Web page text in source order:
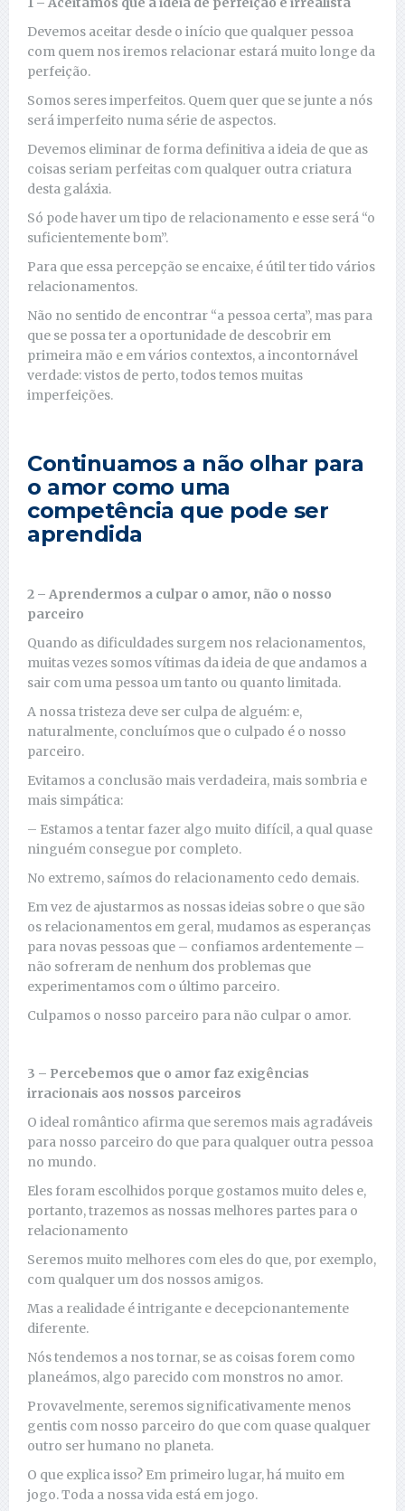
Devemos aceitar desde o início que qualquer pessoa
com quem nos iremos relacionar estará muito longe da
perfeição.
Somos seres imperfeitos. Quem quer que se junte a nós
será imperfeito numa série de aspectos.
Devemos eliminar de forma definitiva a ideia de que as
coisas seriam perfeitas com qualquer outra criatura
desta galáxia.
Só pode haver um tipo de relacionamento e esse será “o
suficientemente bom”.
Para que essa percepção se encaixe, é útil ter tido vários
relacionamentos.
Não no sentido de encontrar “a pessoa certa”, mas para
que se possa ter a oportunidade de descobrir em
primeira mão e em vários contextos, a incontornável
verdade: vistos de perto, todos temos muitas
imperfeições.
Continuamos a não olhar para
o amor como uma
competência que pode ser
aprendida
2 – Aprendermos a culpar o amor, não o nosso
parceiro
Quando as dificuldades surgem nos relacionamentos,
muitas vezes somos vítimas da ideia de que andamos a
sair com uma pessoa um tanto ou quanto limitada.
A nossa tristeza deve ser culpa de alguém: e,
naturalmente, concluímos que o culpado é o nosso
parceiro.
Evitamos a conclusão mais verdadeira, mais sombria e
mais simpática:
– Estamos a tentar fazer algo muito difícil, a qual quase
ninguém consegue por completo.
No extremo, saímos do relacionamento cedo demais.
Em vez de ajustarmos as nossas ideias sobre o que são
os relacionamentos em geral, mudamos as esperanças
para novas pessoas que – confiamos ardentemente –
não sofreram de nenhum dos problemas que
experimentamos com o último parceiro.
Culpamos o nosso parceiro para não culpar o amor.
3 – Percebemos que o amor faz exigências
irracionais aos nossos parceiros
O ideal romântico afirma que seremos mais agradáveis ​​
para nosso parceiro do que para qualquer outra pessoa
no mundo.
Eles foram escolhidos porque gostamos muito deles e,
portanto, trazemos as nossas melhores partes para o
relacionamento
Seremos muito melhores com eles do que, por exemplo,
com qualquer um dos nossos amigos.
Mas a realidade é intrigante e decepcionantemente
diferente.
Nós tendemos a nos tornar, se as coisas forem como
planeámos, algo parecido com monstros no amor.
Provavelmente, seremos significativamente menos
gentis com nosso parceiro do que com quase qualquer
outro ser humano no planeta.
O que explica isso? Em primeiro lugar, há muito em
jogo. Toda a nossa vida está em jogo.